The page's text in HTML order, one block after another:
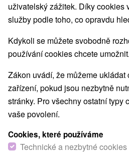
7 lyžiarskych stredísk na
oplatí navštíviť
Táňa Žifčáková
Nízke Tatry
K pravej zime patria lyže a
uživatelský zážitek. Díky cookies
služby podle toho, co opravdu
Kdykoli se můžete svobodně
používání cookies chcete umožnit.
Zákon uvádí, že můžeme ukládat
zařízení, pokud jsou nezbytně
stránky. Pro všechny ostatní typy
vaše povolení.
Cookies, které používáme
Technické a nezbytné cookies